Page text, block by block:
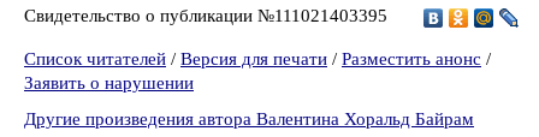
Свидетельство о публикации №111021403395
Список читателей / Версия для печати / Разместить анонс /
Заявить о нарушении
Другие произведения автора Валентина Хоральд Байрам